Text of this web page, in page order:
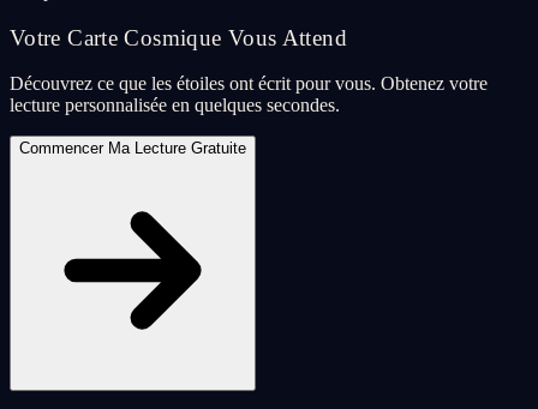
Votre Carte Cosmique Vous Attend
Découvrez ce que les étoiles ont écrit pour vous. Obtenez votre
lecture personnalisée en quelques secondes.
Commencer Ma Lecture Gratuite